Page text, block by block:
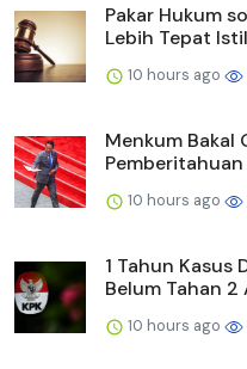
Pakar Hukum
Lebih Tepat
10 hours ago
Menkum Bakal
Pemberitahuan
10 hours ago
1 Tahun Kasus
Belum Tahan 2
10 hours ago